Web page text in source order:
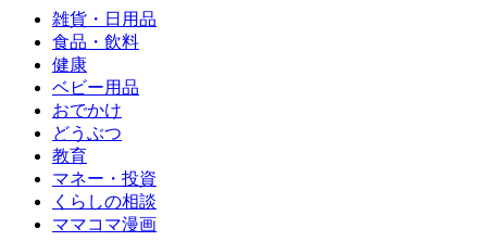
雑貨・日用品
食品・飲料
健康
ベビー用品
おでかけ
どうぶつ
教育
マネー・投資
くらしの相談
ママコマ漫画